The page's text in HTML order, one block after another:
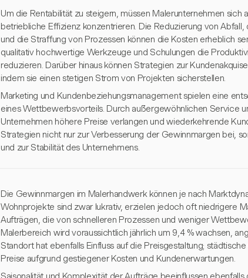
Um die Rentabilität zu steigern, müssen Malerunternehmen
betriebliche Effizienz konzentrieren. Die Reduzierung von
und die Straffung von Prozessen können die Kosten erheblich
qualitativ hochwertige Werkzeuge und Schulungen die
reduzieren. Darüber hinaus können Strategien zur
indem sie einen stetigen Strom von Projekten sicherstellen.
Marketing und Kundenbeziehungsmanagement spielen eine
eines Wettbewerbsvorteils. Durch außergewöhnlichen Service
Unternehmen höhere Preise verlangen und wiederkehrende
Strategien nicht nur zur Verbesserung der Gewinnmargen bei,
und zur Stabilität des Unternehmens.
Die Gewinnmargen im Malerhandwerk können je nach
Wohnprojekte sind zwar lukrativ, erzielen jedoch oft niedrigere
Aufträgen, die von schnelleren Prozessen und weniger
Malerbereich wird voraussichtlich jährlich um 9,4 % wachsen,
Standort hat ebenfalls Einfluss auf die Preisgestaltung;
Preise aufgrund gestiegener Kosten und Kundenerwartungen.